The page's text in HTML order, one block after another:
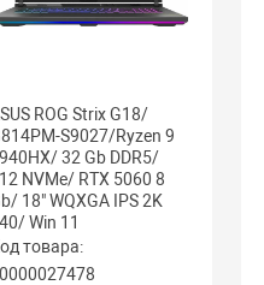
ROG Strix G18/
S9027/Ryzen 9
32 Gb DDR5/
NVMe/ RTX 5060 8
18" WQXGA IPS 2K
Win 11
товара: